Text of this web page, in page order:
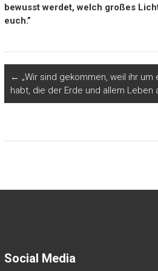
bewusst werdet, welch großes
euch.”
← „Wir sind gekommen, weil ihr
habt, die der Erde und allem Leben
Social Media